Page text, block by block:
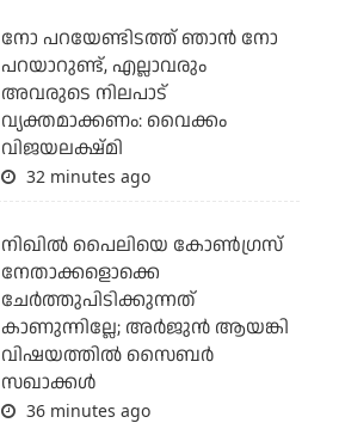
നോ പറയേണ്ടിടത്ത് ഞാൻ നോ
പറയാറുണ്ട്, എല്ലാവരും
അവരുടെ നിലപാട്
വ്യക്തമാക്കണം: വൈക്കം
വിജയലക്ഷ്മി
32 minutes ago
നിഖില്‍ പൈലിയെ കോണ്‍ഗ്രസ്
നേതാക്കളൊക്കെ
ചേര്‍ത്തുപിടിക്കുന്നത്
കാണുന്നില്ലേ; അര്‍ജുന്‍ ആയങ്കി
വിഷയത്തില്‍ സൈബര്‍
സഖാക്കള്‍
36 minutes ago